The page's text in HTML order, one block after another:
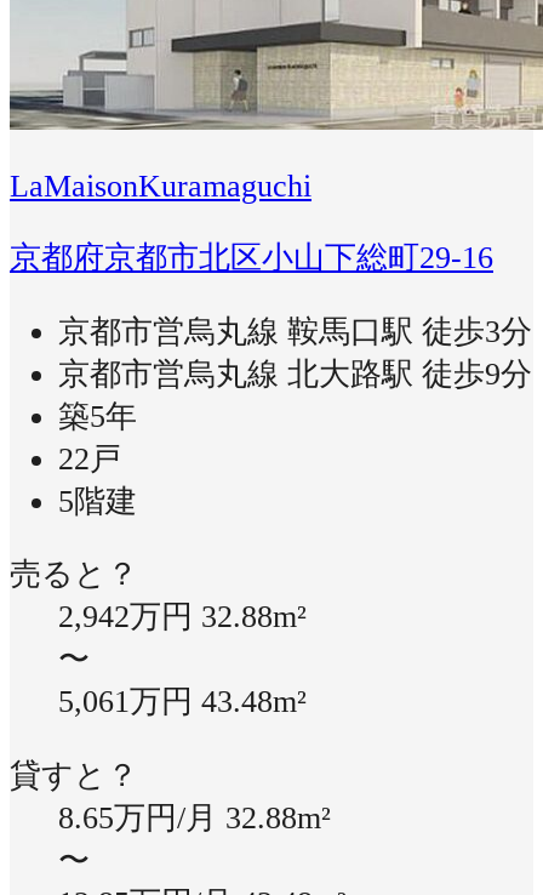
LaMaisonKuramaguchi
京都府京都市北区小山下総町29-16
京都市営烏丸線 鞍馬口駅 徒歩3分
京都市営烏丸線 北大路駅 徒歩9分
築5年
22戸
5階建
売ると？
2,942万円 32.88m²
〜
5,061万円 43.48m²
貸すと？
8.65万円/月 32.88m²
〜